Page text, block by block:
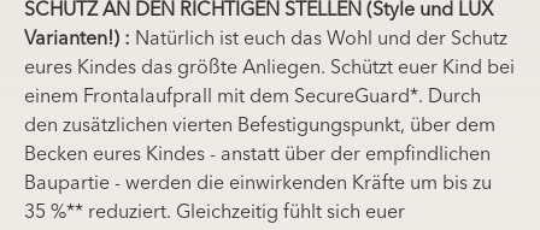
SCHUTZ AN DEN RICHTIGEN STELLEN (Style und LUX
Varianten!) : Natürlich ist euch das Wohl und der Schutz
eures Kindes das größte Anliegen. Schützt euer Kind bei
einem Frontalaufprall mit dem SecureGuard*. Durch
den zusätzlichen vierten Befestigungspunkt, über dem
Becken eures Kindes - anstatt über der empfindlichen
Baupartie - werden die einwirkenden Kräfte um bis zu
35 %** reduziert. Gleichzeitig fühlt sich euer